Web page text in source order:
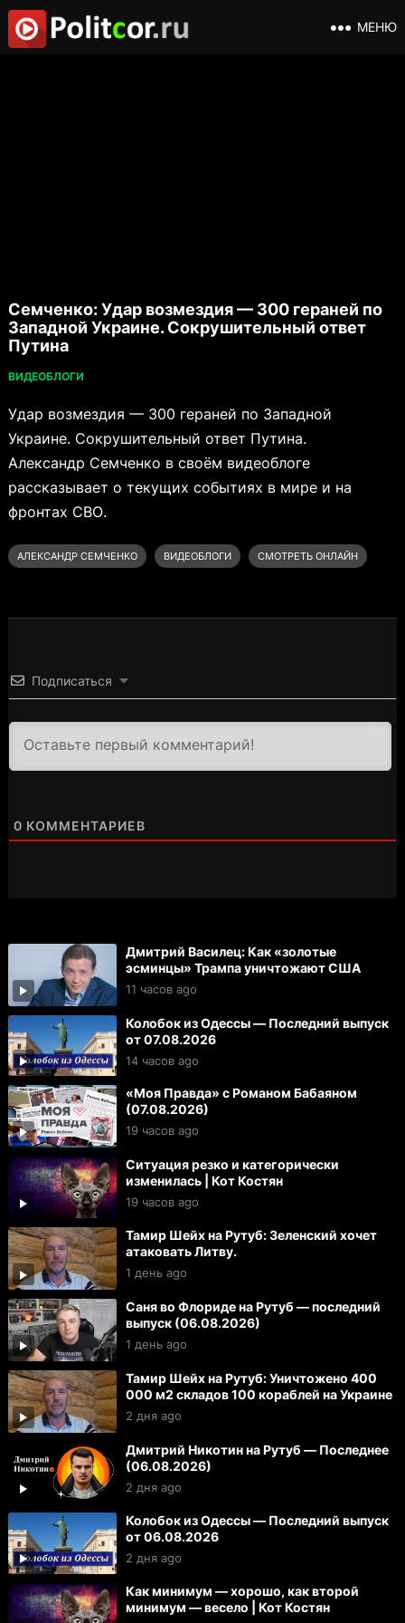
МЕНЮ
Семченко: Удар возмездия — 300 гераней по
Западной Украине. Сокрушительный ответ
Путина
ВИДЕОБЛОГИ
Удар возмездия — 300 гераней по Западной
Украине. Сокрушительный ответ Путина.
Александр Семченко в своём видеоблоге
рассказывает о текущих событиях в мире и на
фронтах СВО.
АЛЕКСАНДР СЕМЧЕНКО ВИДЕОБЛОГИ СМОТРЕТЬ ОНЛАЙН
Подписаться
0 КОММЕНТАРИЕВ
Дмитрий Василец: Как «золотые
эсминцы» Трампа уничтожают США
11 часов ago
Колобок из Одессы — Последний выпуск
от 07.08.2026
14 часов ago
«Моя Правда» с Романом Бабаяном
(07.08.2026)
19 часов ago
Ситуация резко и категорически
изменилась | Кот Костян
19 часов ago
Тамир Шейх на Рутуб: Зеленский хочет
атаковать Литву.
1 день ago
Саня во Флориде на Рутуб — последний
выпуск (06.08.2026)
1 день ago
Тамир Шейх на Рутуб: Уничтожено 400
000 м2 складов 100 кораблей на Украине
2 дня ago
Дмитрий Никотин на Рутуб — Последнее
(06.08.2026)
2 дня ago
Колобок из Одессы — Последний выпуск
от 06.08.2026
2 дня ago
Как минимум — хорошо, как второй
минимум — весело | Кот Костян